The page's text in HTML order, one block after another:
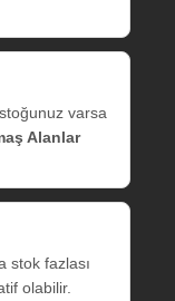
varsa
Alanlar
stok fazlası
olabilir.